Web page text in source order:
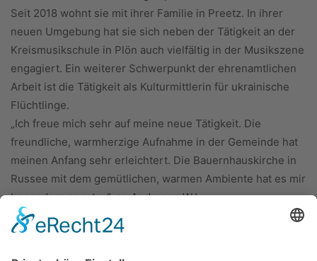
Seit 2018 wohnt sie mit ihrer Familie in Preetz. In ihrer
neuen Umgebung hat sie sich neben der Tätigkeit an der
Kreismusikschule in Plön auch vielfältig in der Musikszene
engagiert. Ein weiterer Schwerpunkt der ehrenamtlichen
Arbeit ist die Tätigkeit als Kulturmittlerin für ukrainische
Flüchtlinge.
„Ich freue mich sehr auf meine neue Tätigkeit. Die
freundliche, warmherzige Aufnahme in der Gemeinde hat
meinen Anfang sehr erleichtert. Die Bauernhauskirche in
Russee mit dem gemütlichen, warmen Ambiente hat es mir
besonders angetan“, so Andresen.WJ